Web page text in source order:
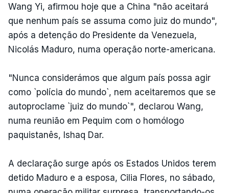
Wang Yi, afirmou hoje que a China "não aceitará
que nenhum país se assuma como juiz do mundo",
após a detenção do Presidente da Venezuela,
Nicolás Maduro, numa operação norte-americana.
"Nunca considerámos que algum país possa agir
como `polícia do mundo`, nem aceitaremos que se
autoproclame `juiz do mundo`", declarou Wang,
numa reunião em Pequim com o homólogo
paquistanês, Ishaq Dar.
A declaração surge após os Estados Unidos terem
detido Maduro e a esposa, Cilia Flores, no sábado,